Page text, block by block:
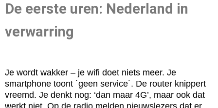
De eerste uren: Nederland in
verwarring
Je wordt wakker – je wifi doet niets meer. Je
smartphone toont ´geen service´. De router knippert
vreemd. Je denkt nog: ‘dan maar 4G’, maar ook dat
werkt niet. Op de radio melden nieuwslezers dat er